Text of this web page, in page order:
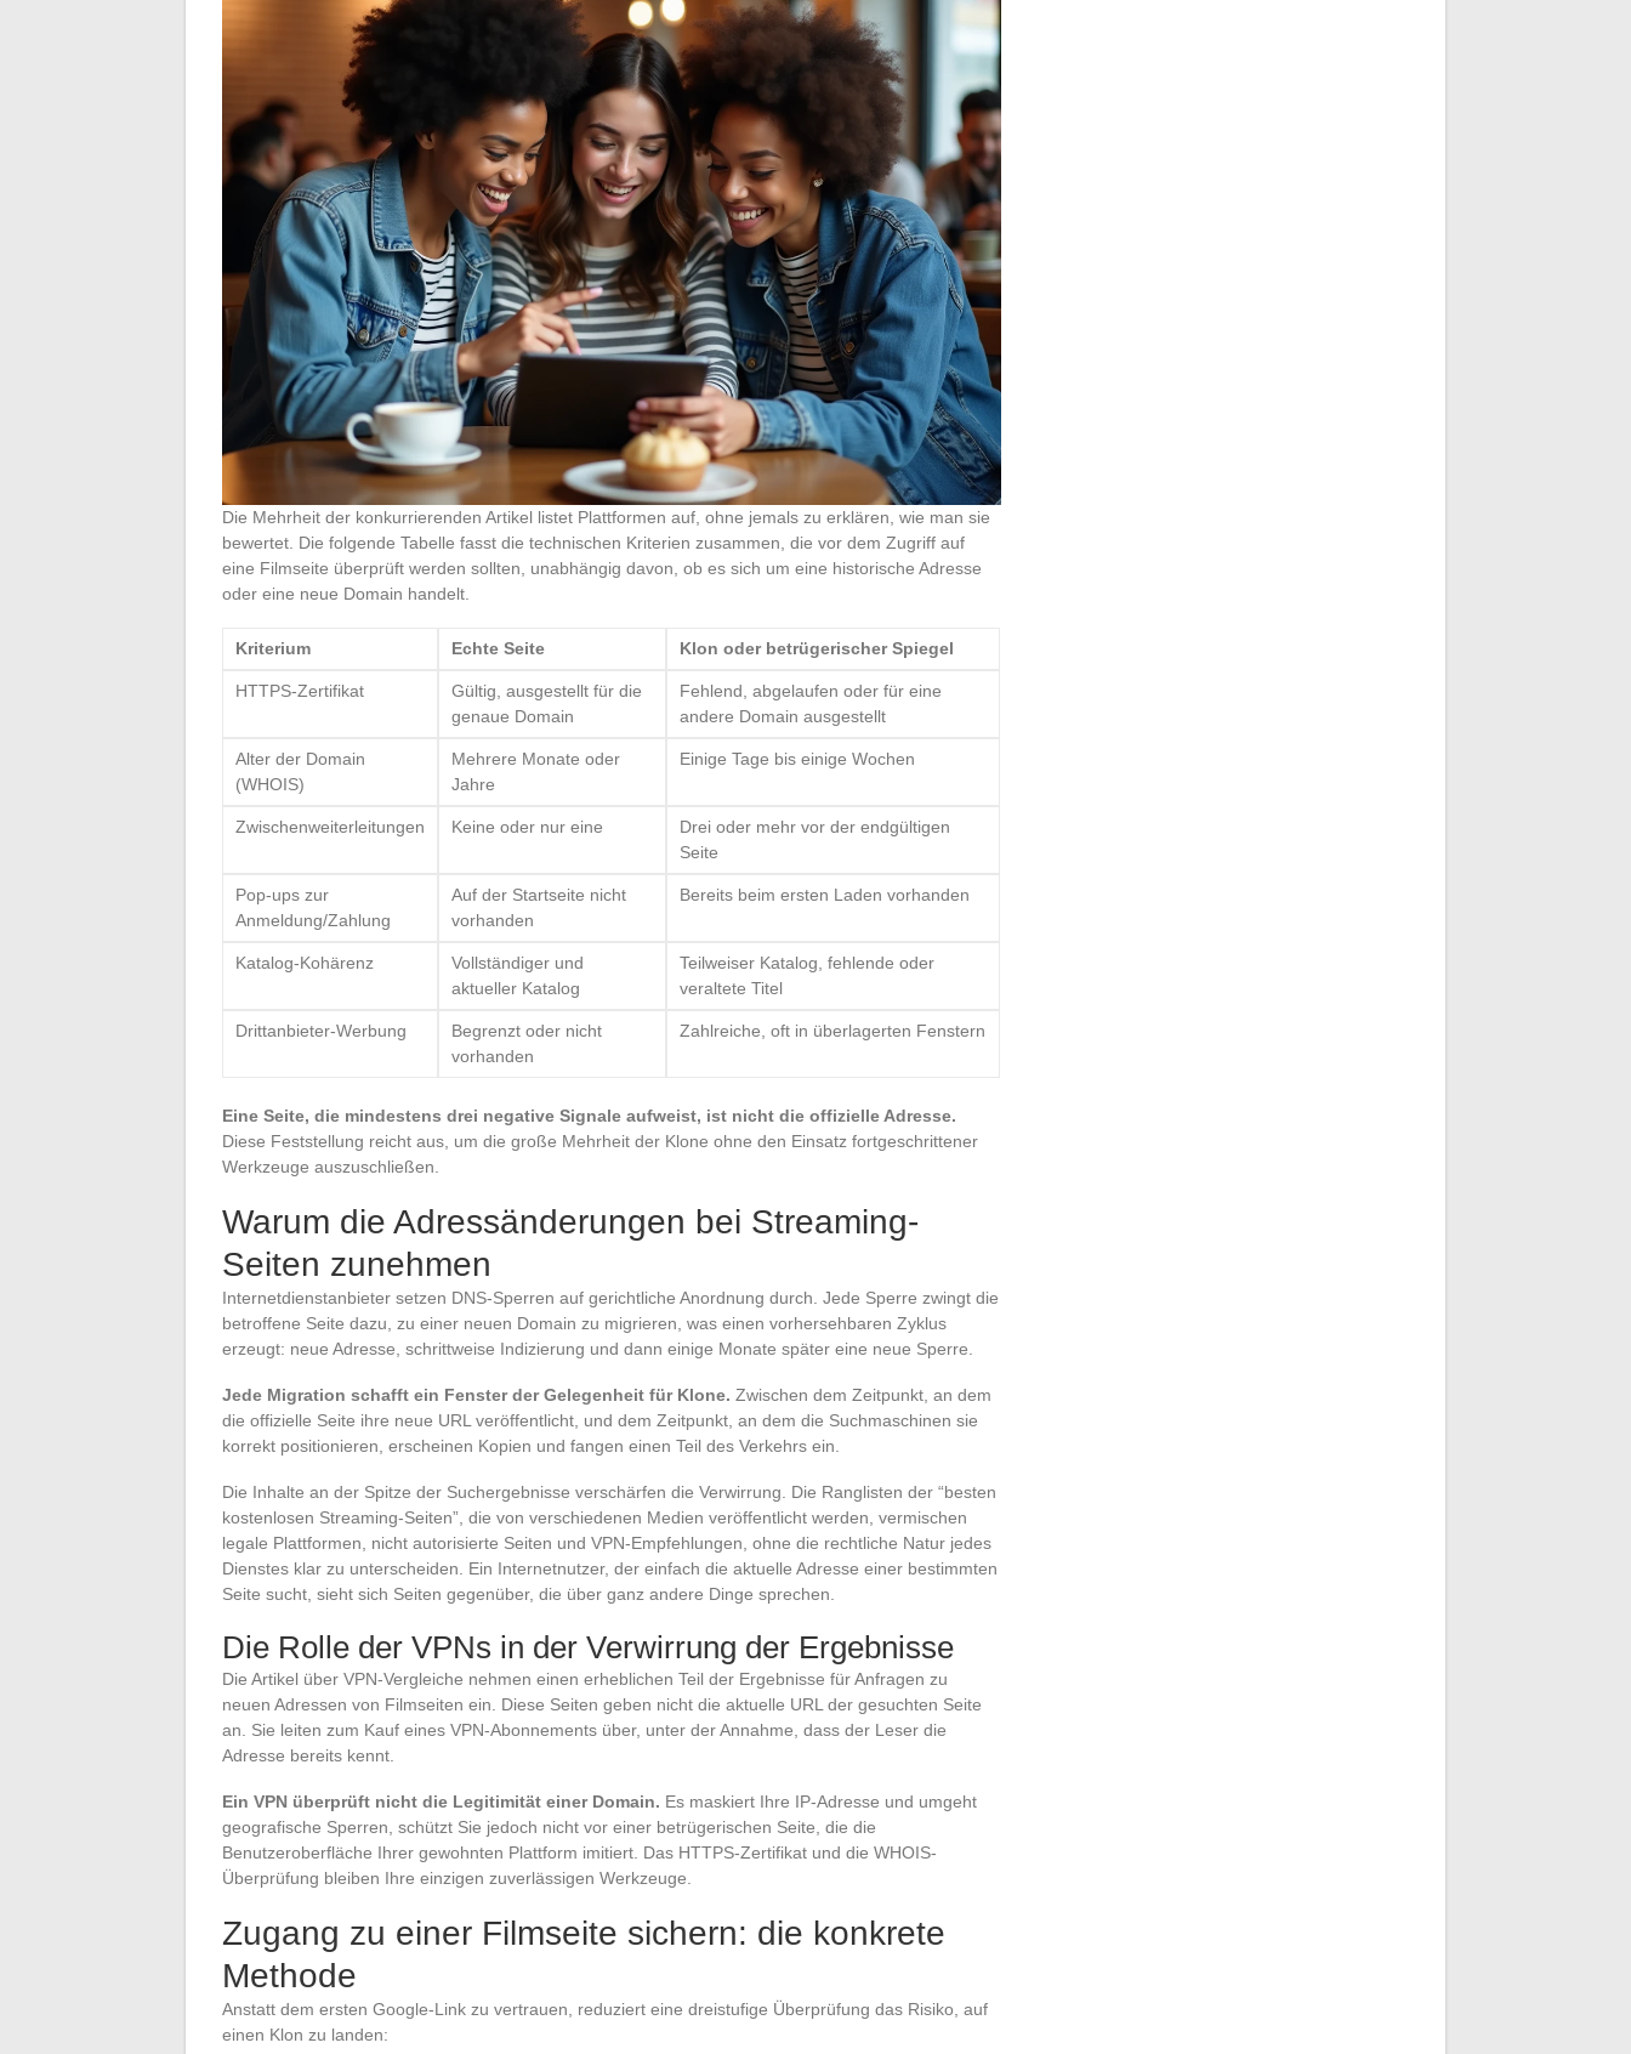
Die Mehrheit der konkurrierenden Artikel listet Plattformen auf, ohne jemals zu erklären, wie man sie
bewertet. Die folgende Tabelle fasst die technischen Kriterien zusammen, die vor dem Zugriff auf
eine Filmseite überprüft werden sollten, unabhängig davon, ob es sich um eine historische Adresse
oder eine neue Domain handelt.
Kriterium Echte Seite Klon oder betrügerischer Spiegel
HTTPS-Zertifikat
Gültig, ausgestellt für die
genaue Domain
Fehlend, abgelaufen oder für eine
andere Domain ausgestellt
Alter der Domain
(WHOIS)
Mehrere Monate oder
Jahre
Einige Tage bis einige Wochen
Zwischenweiterleitungen Keine oder nur eine
Drei oder mehr vor der endgültigen
Seite
Pop-ups zur
Anmeldung/Zahlung
Auf der Startseite nicht
vorhanden
Bereits beim ersten Laden vorhanden
Katalog-Kohärenz
Vollständiger und
aktueller Katalog
Teilweiser Katalog, fehlende oder
veraltete Titel
Drittanbieter-Werbung
Begrenzt oder nicht
vorhanden
Zahlreiche, oft in überlagerten Fenstern
Eine Seite, die mindestens drei negative Signale aufweist, ist nicht die offizielle Adresse.
Diese Feststellung reicht aus, um die große Mehrheit der Klone ohne den Einsatz fortgeschrittener
Werkzeuge auszuschließen.
Warum die Adressänderungen bei Streaming-
Seiten zunehmen
Internetdienstanbieter setzen DNS-Sperren auf gerichtliche Anordnung durch. Jede Sperre zwingt die
betroffene Seite dazu, zu einer neuen Domain zu migrieren, was einen vorhersehbaren Zyklus
erzeugt: neue Adresse, schrittweise Indizierung und dann einige Monate später eine neue Sperre.
Jede Migration schafft ein Fenster der Gelegenheit für Klone. Zwischen dem Zeitpunkt, an dem
die offizielle Seite ihre neue URL veröffentlicht, und dem Zeitpunkt, an dem die Suchmaschinen sie
korrekt positionieren, erscheinen Kopien und fangen einen Teil des Verkehrs ein.
Die Inhalte an der Spitze der Suchergebnisse verschärfen die Verwirrung. Die Ranglisten der “besten
kostenlosen Streaming-Seiten”, die von verschiedenen Medien veröffentlicht werden, vermischen
legale Plattformen, nicht autorisierte Seiten und VPN-Empfehlungen, ohne die rechtliche Natur jedes
Dienstes klar zu unterscheiden. Ein Internetnutzer, der einfach die aktuelle Adresse einer bestimmten
Seite sucht, sieht sich Seiten gegenüber, die über ganz andere Dinge sprechen.
Die Rolle der VPNs in der Verwirrung der Ergebnisse
Die Artikel über VPN-Vergleiche nehmen einen erheblichen Teil der Ergebnisse für Anfragen zu
neuen Adressen von Filmseiten ein. Diese Seiten geben nicht die aktuelle URL der gesuchten Seite
an. Sie leiten zum Kauf eines VPN-Abonnements über, unter der Annahme, dass der Leser die
Adresse bereits kennt.
Ein VPN überprüft nicht die Legitimität einer Domain. Es maskiert Ihre IP-Adresse und umgeht
geografische Sperren, schützt Sie jedoch nicht vor einer betrügerischen Seite, die die
Benutzeroberfläche Ihrer gewohnten Plattform imitiert. Das HTTPS-Zertifikat und die WHOIS-
Überprüfung bleiben Ihre einzigen zuverlässigen Werkzeuge.
Zugang zu einer Filmseite sichern: die konkrete
Methode
Anstatt dem ersten Google-Link zu vertrauen, reduziert eine dreistufige Überprüfung das Risiko, auf
einen Klon zu landen: